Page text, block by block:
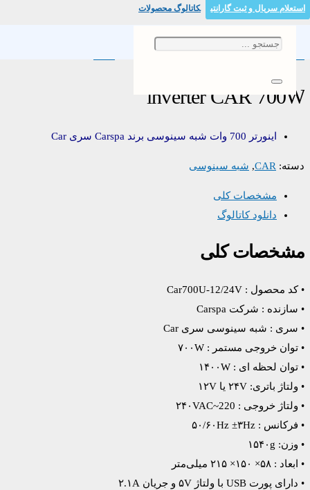
استعلام سریال و ثبت گارانتی کاتالوگ محصولات
inverter CAR 700W
اینورتر 700 وات شبه سینوسی برند Carspa سری Car
دسته: CAR
, شبه سینوسی
مشخصات کلی
دانلود کاتالوگ
مشخصات کلی
• کد محصول : Car700U-12/24V
• سازنده : شرکت Carspa
• سری : شبه سینوسی سری Car
• توان خروجی مستمر : ۷۰۰W
• توان لحظه ای : ۱۴۰۰W
• ولتاژ باتری: ۲۴V یا ۱۲V
• ولتاژ خروجی : ۲۴۰VAC~220
• فرکانس : ۵۰/۶۰Hz ±۳Hz
• وزن: ۱۵۴۰g
• ابعاد : ۵۸× ۱۵۰× ۲۱۵ میلی‌متر
• دارای پورت USB با ولتاژ ۵V و جریان ۲.۱A